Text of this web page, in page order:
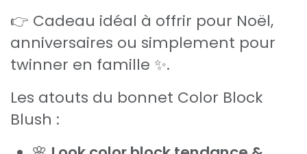
👉 Cadeau idéal à offrir pour Noël,
anniversaires ou simplement pour
twinner en famille ✨.
Les atouts du bonnet Color Block
Blush :